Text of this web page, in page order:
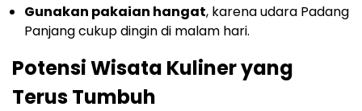
Gunakan pakaian hangat, karena udara Padang
Panjang cukup dingin di malam hari.
Potensi Wisata Kuliner yang
Terus Tumbuh